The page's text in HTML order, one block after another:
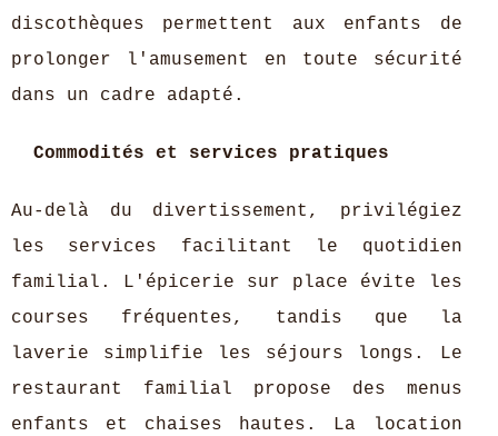
discothèques permettent aux enfants de
prolonger l'amusement en toute sécurité
dans un cadre adapté.
Commodités et services pratiques
Au-delà du divertissement, privilégiez
les services facilitant le quotidien
familial. L'épicerie sur place évite les
courses fréquentes, tandis que la
laverie simplifie les séjours longs. Le
restaurant familial propose des menus
enfants et chaises hautes. La location